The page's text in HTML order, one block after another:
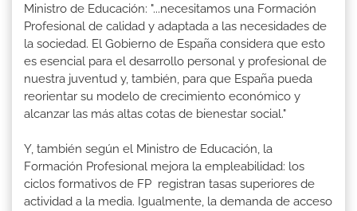
Ministro de Educación: "...necesitamos una Formación
Profesional de calidad y adaptada a las necesidades de
la sociedad. El Gobierno de España considera que esto
es esencial para el desarrollo personal y profesional de
nuestra juventud y, también, para que España pueda
reorientar su modelo de crecimiento económico y
alcanzar las más altas cotas de bienestar social."
Y, también según el Ministro de Educación, la
Formación Profesional mejora la empleabilidad: los
ciclos formativos de FP registran tasas superiores de
actividad a la media. Igualmente, la demanda de acceso